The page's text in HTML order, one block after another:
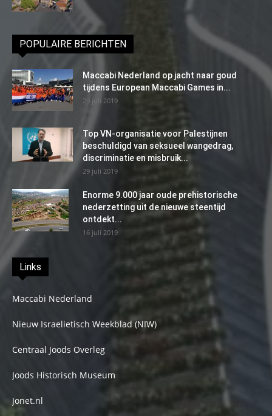
POPULAIRE BERICHTEN
Maccabi Nederland op jacht naar goud
tijdens European Maccabi Games in...
29 juli 2019
Top VN-organisatie voor Palestijnen
beschuldigd van seksueel wangedrag,
discriminatie en misbruik...
29 juli 2019
Enorme 9.000 jaar oude prehistorische
nederzetting uit de nieuwe steentijd
ontdekt...
16 juli 2019
Links
Maccabi Nederland
Nieuw Israelietisch Weekblad (NIW)
Centraal Joods Overleg
Joods Historisch Museum
Jonet.nl